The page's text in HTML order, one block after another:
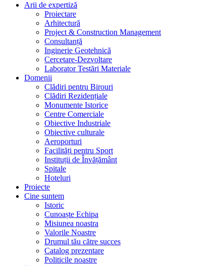
Arii de expertiză
Proiectare
Arhitectură
Project & Construction Management
Consultanță
Inginerie Geotehnică
Cercetare-Dezvoltare
Laborator Testări Materiale
Domenii
Clădiri pentru Birouri
Clădiri Rezidențiale
Monumente Istorice
Centre Comerciale
Obiective Industriale
Obiective culturale
Aeroporturi
Facilități pentru Sport
Instituții de Învățământ
Spitale
Hoteluri
Proiecte
Cine suntem
Istoric
Cunoaște Echipa
Misiunea noastra
Valorile Noastre
Drumul tău către succes
Catalog prezentare
Politicile noastre